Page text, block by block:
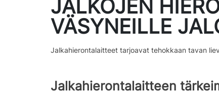
JALKOJEN
VÄSYNEILLE
Jalkahierontalaitteet tarjoavat tehokkaan tavan
Jalkahierontalaitteen